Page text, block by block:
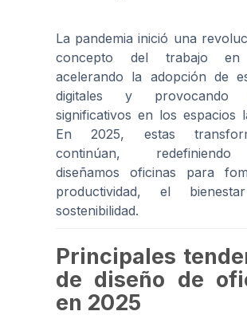
La pandemia inició una
concepto del trabajo en
acelerando la adopción de
digitales y provocando
significativos en los espacios
En 2025, estas
continúan,
diseñamos oficinas para
productividad, el
sostenibilidad.
Principales
de diseño de
en 2025